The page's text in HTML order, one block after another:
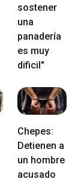
sostener
una
panadería
es muy
dificil"
Chepes:
Detienen a
un hombre
acusado